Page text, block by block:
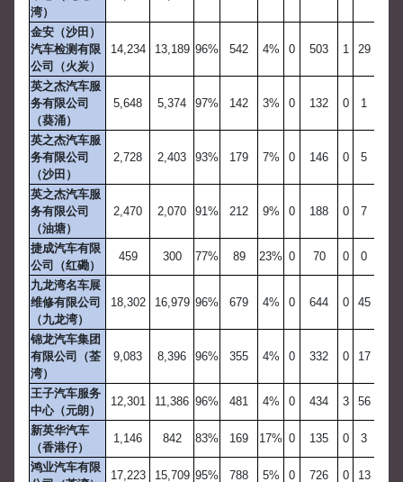
湾）
金安（沙田）
汽车检测有限
公司（火炭）
14,234 13,189 96% 542 4% 0 503 1 29
英之杰汽车服
务有限公司
（葵涌）
5,648 5,374 97% 142 3% 0 132 0 1
英之杰汽车服
务有限公司
（沙田）
2,728 2,403 93% 179 7% 0 146 0 5
英之杰汽车服
务有限公司
（油塘）
2,470 2,070 91% 212 9% 0 188 0 7
捷成汽车有限
公司（红磡）
459 300 77% 89 23% 0 70 0 0
九龙湾名车展
维修有限公司
（九龙湾）
18,302 16,979 96% 679 4% 0 644 0 45
锦龙汽车集团
有限公司（荃
湾）
9,083 8,396 96% 355 4% 0 332 0 17
王子汽车服务
中心（元朗）
12,301 11,386 96% 481 4% 0 434 3 56
新英华汽车
（香港仔）
1,146 842 83% 169 17% 0 135 0 3
鸿业汽车有限
17,223 15,709 95% 788 5% 0 726 0 13